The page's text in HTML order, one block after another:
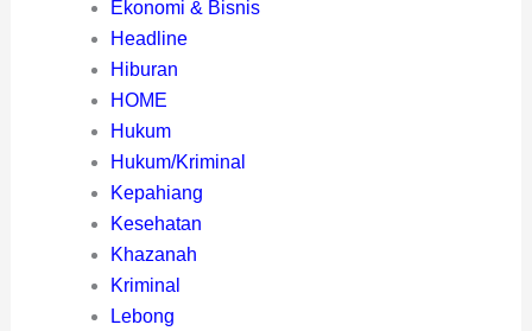
Ekonomi & Bisnis
Headline
Hiburan
HOME
Hukum
Hukum/Kriminal
Kepahiang
Kesehatan
Khazanah
Kriminal
Lebong